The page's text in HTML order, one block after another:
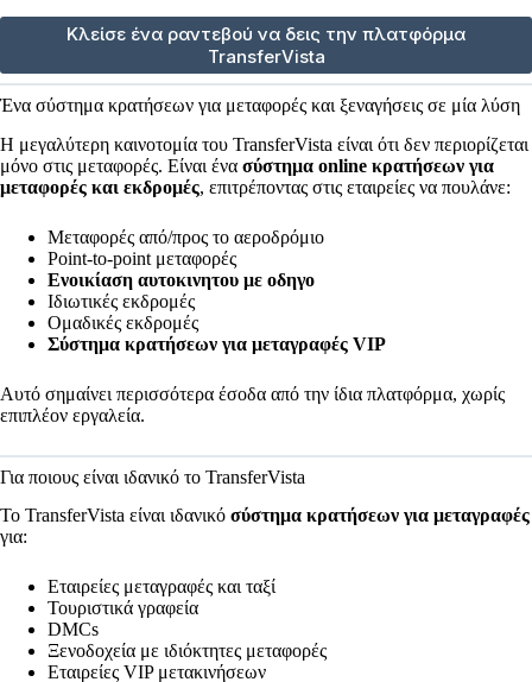
Κλείσε ένα ραντεβού να δεις την πλατφόρμα
TransferVista
Ένα σύστημα κρατήσεων για μεταφορές και ξεναγήσεις σε μία λύση
Η μεγαλύτερη καινοτομία του TransferVista είναι ότι δεν περιορίζεται
μόνο στις μεταφορές. Είναι ένα σύστημα online κρατήσεων για
μεταφορές και εκδρομές, επιτρέποντας στις εταιρείες να πουλάνε:
Μεταφορές από/προς το αεροδρόμιο
Point-to-point μεταφορές
Ενοικίαση αυτοκινητου με οδηγο
Ιδιωτικές εκδρομές
Ομαδικές εκδρομές
Σύστημα κρατήσεων για μεταγραφές VIP
Αυτό σημαίνει περισσότερα έσοδα από την ίδια πλατφόρμα, χωρίς
επιπλέον εργαλεία.
Για ποιους είναι ιδανικό το TransferVista
Το TransferVista είναι ιδανικό σύστημα κρατήσεων για μεταγραφές
για:
Εταιρείες μεταγραφές και ταξί
Τουριστικά γραφεία
DMCs
Ξενοδοχεία με ιδιόκτητες μεταφορές
Εταιρείες VIP μετακινήσεων